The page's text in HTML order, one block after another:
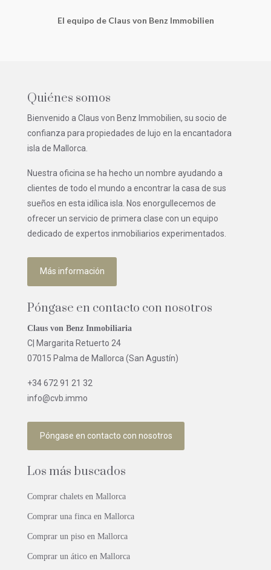
El equipo de Claus von Benz Immobilien
Quiénes somos
Bienvenido a Claus von Benz Immobilien, su socio de
confianza para propiedades de lujo en la encantadora
isla de Mallorca.
Nuestra oficina se ha hecho un nombre ayudando a
clientes de todo el mundo a encontrar la casa de sus
sueños en esta idílica isla. Nos enorgullecemos de
ofrecer un servicio de primera clase con un equipo
dedicado de expertos inmobiliarios experimentados.
Más información
Póngase en contacto con nosotros
Claus von Benz Inmobiliaria
C| Margarita Retuerto 24
07015 Palma de Mallorca (San Agustín)
+34 672 91 21 32
info@cvb.immo
Póngase en contacto con nosotros
Los más buscados
Comprar chalets en Mallorca
Comprar una finca en Mallorca
Comprar un piso en Mallorca
Comprar un ático en Mallorca